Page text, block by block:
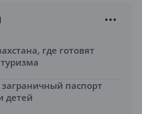
где готовят
паспорт
детей